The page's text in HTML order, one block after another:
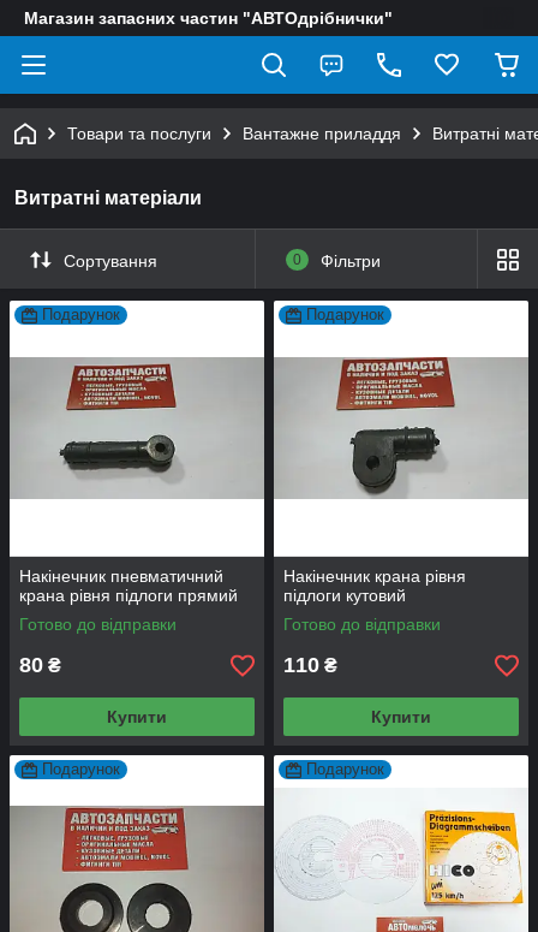
Магазин запасних частин "АВТОдрібнички"
Товари та послуги Вантажне приладдя Витратні
Витратні матеріали
Сортування 0 Фільтри
Подарунок
Накінечник пневматичний
крана рівня підлоги прямий
Готово до відправки
80 ₴
Купити
Подарунок
Накінечник крана рівня
підлоги кутовий
Готово до відправки
110 ₴
Купити
Подарунок Подарунок